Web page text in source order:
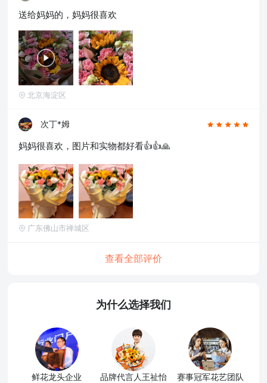
送给妈妈的，妈妈很喜欢
北京海淀区
次丁*姆
妈妈很喜欢，图片和实物都好看👍👍🙏
广东佛山市禅城区
查看全部评价
为什么选择我们
鲜花龙头企业 品牌代言人王祉怡 赛事冠军花艺团队